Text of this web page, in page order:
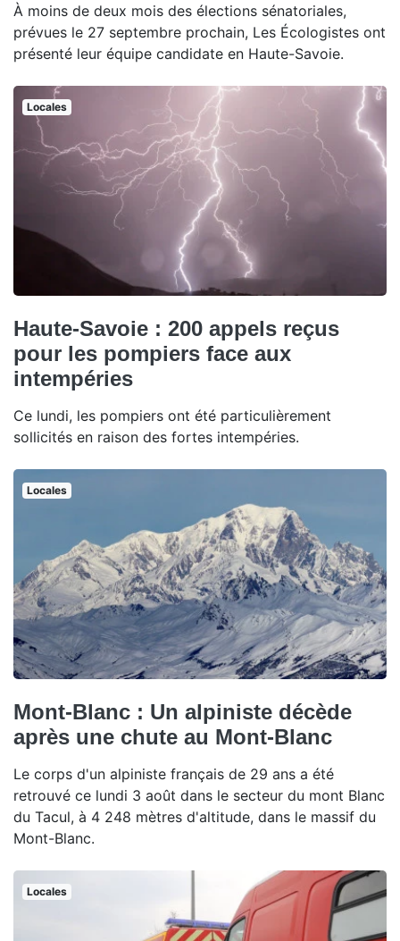
À moins de deux mois des élections sénatoriales,
prévues le 27 septembre prochain, Les Écologistes ont
présenté leur équipe candidate en Haute-Savoie.
Locales
Haute-Savoie : 200 appels reçus
pour les pompiers face aux
intempéries
Ce lundi, les pompiers ont été particulièrement
sollicités en raison des fortes intempéries.
Locales
Mont-Blanc : Un alpiniste décède
après une chute au Mont-Blanc
Le corps d'un alpiniste français de 29 ans a été
retrouvé ce lundi 3 août dans le secteur du mont Blanc
du Tacul, à 4 248 mètres d'altitude, dans le massif du
Mont-Blanc.
Locales